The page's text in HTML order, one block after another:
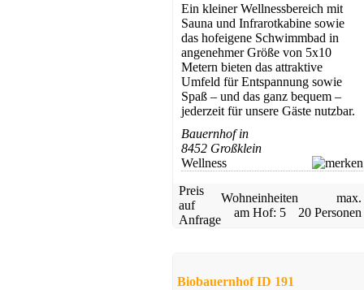
Ein kleiner Wellnessbereich mit
Sauna und Infrarotkabine sowie
das hofeigene Schwimmbad in
angenehmer Größe von 5x10
Metern bieten das attraktive
Umfeld für Entspannung sowie
Spaß – und das ganz bequem –
jederzeit für unsere Gäste nutzbar.
Bauernhof in
8452 Großklein
Wellness
Preis
auf
Anfrage
Wohneinheiten
am Hof: 5
max.
20 Personen
Biobauernhof ID 191